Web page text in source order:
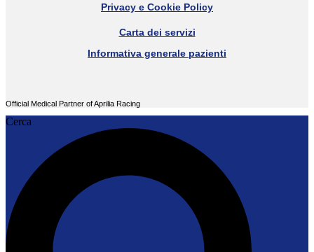
Privacy e Cookie Policy
Carta dei servizi
Informativa generale pazienti
Official Medical Partner of Aprilia Racing
Cerca